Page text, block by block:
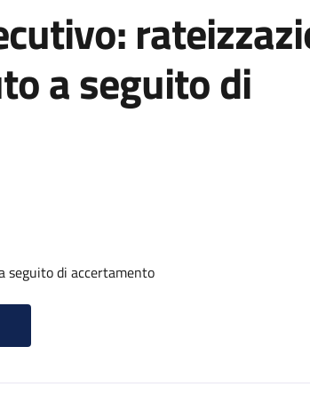
a seguito di
seguito di accertamento